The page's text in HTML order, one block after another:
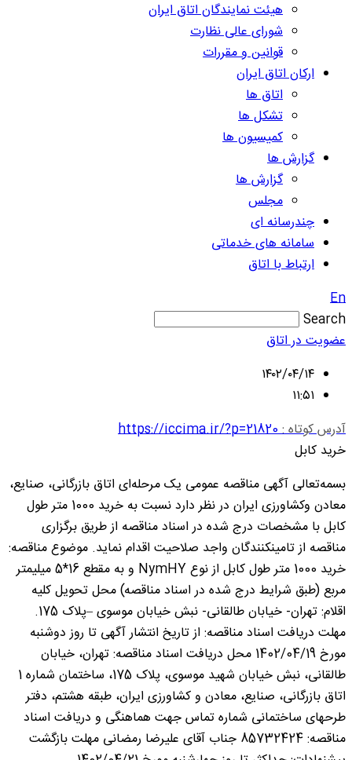
هیئت نمایندگان اتاق ایران
شورای عالی نظارت
قوانین و مقررات
ارکان اتاق ایران
اتاق ها
تشکل ها
کمیسیون ها
گزارش ها
گزارش ها
مجلس
چندرسانه ای
سامانه های خدماتی
ارتباط با اتاق
En
Search
عضویت در اتاق
۱۴۰۲/۰۴/۱۴
۱۱:۵۱
آدرس کوتاه :https://iccima.ir/?p=21820
خرید کابل
بسمه‌تعالی آگهی مناقصه عمومی یک مرحله‌ای اتاق بازرگانی، صنایع،
معادن وکشاورزی ایران در نظر دارد نسبت به خرید 1000 متر طول
کابل با مشخصات درج شده در اسناد مناقصه از طریق برگزاری
مناقصه از تامینکنندگان واجد صلاحیت اقدام نماید. موضوع مناقصه:
خرید 1000 متر طول کابل از نوع NymHY و به مقطع 16*5 میلیمتر
مربع (طبق شرایط درج شده در اسناد مناقصه) محل تحویل کلیه
اقلام: تهران- خیابان طالقانی- نبش خیابان موسوی –پلاک 175.
مهلت دریافت اسناد مناقصه: از تاریخ انتشار آگهی تا روز دو‎شنبه
مورخ 1402/04/19 محل دریافت اسناد مناقصه: تهران، خیابان
طالقانی، نبش خیابان شهید موسوی، پلاک 175، ساختمان شماره 1
اتاق بازرگانی، صنایع، معادن و کشاورزی ایران، طبقه هشتم، دفتر
طرح‎های ساختمانی شماره تماس جهت هماهنگی و دریافت اسناد
مناقصه: 85732424 جناب آقای علیرضا رمضانی مهلت بازگشت